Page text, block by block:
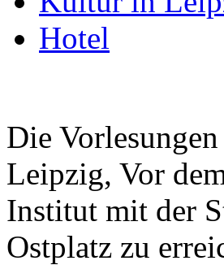
Hotel
Die
Leipzig, Vor
Institut mit der
Ostplatz zu